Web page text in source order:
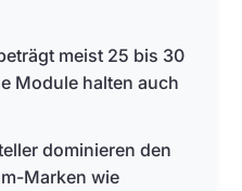
meist 25 bis 30
Module halten auch
dominieren den
Marken wie